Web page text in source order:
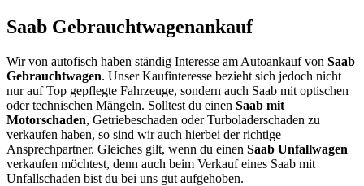
Saab Gebrauchtwagenankauf
Wir von autofisch haben ständig Interesse am Autoankauf von Saab
Gebrauchtwagen. Unser Kaufinteresse bezieht sich jedoch nicht
nur auf Top gepflegte Fahrzeuge, sondern auch Saab mit optischen
oder technischen Mängeln. Solltest du einen Saab mit
Motorschaden, Getriebeschaden oder Turboladerschaden zu
verkaufen haben, so sind wir auch hierbei der richtige
Ansprechpartner. Gleiches gilt, wenn du einen Saab Unfallwagen
verkaufen möchtest, denn auch beim Verkauf eines Saab mit
Unfallschaden bist du bei uns gut aufgehoben.